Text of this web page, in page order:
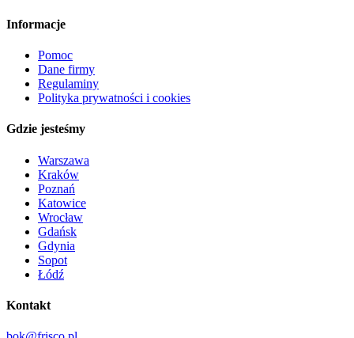
Informacje
Pomoc
Dane firmy
Regulaminy
Polityka prywatności i cookies
Gdzie jesteśmy
Warszawa
Kraków
Poznań
Katowice
Wrocław
Gdańsk
Gdynia
Sopot
Łódź
Kontakt